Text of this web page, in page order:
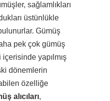
sağlamlıkları
üstünlükle
Gümüş
pek çok gümüş
yapılmış
dönemlerin
özelliğe
alıcıları,